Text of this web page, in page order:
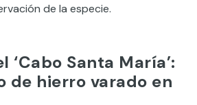
de la especie.
‘Cabo Santa María’:
de hierro varado en